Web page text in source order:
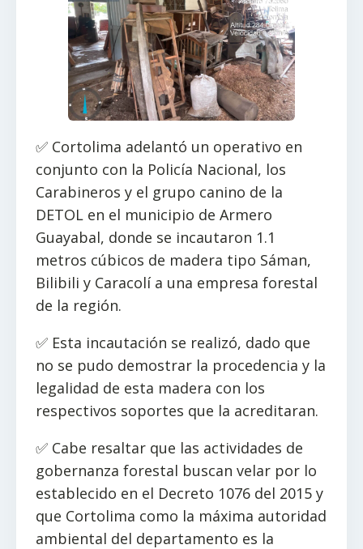
✅ Cortolima adelantó un operativo en
conjunto con la Policía Nacional, los
Carabineros y el grupo canino de la
DETOL en el municipio de Armero
Guayabal, donde se incautaron 1.1
metros cúbicos de madera tipo Sáman,
Bilibili y Caracolí a una empresa forestal
de la región.
✅ Esta incautación se realizó, dado que
no se pudo demostrar la procedencia y la
legalidad de esta madera con los
respectivos soportes que la acreditaran.
✅ Cabe resaltar que las actividades de
gobernanza forestal buscan velar por lo
establecido en el Decreto 1076 del 2015 y
que Cortolima como la máxima autoridad
ambiental del departamento es la